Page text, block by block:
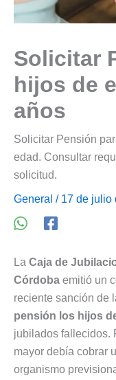
Solicitar
hijos de
años
Solicitar Pensión
edad. Consultar
solicitud.
General / 17 de julio
La Caja de
Córdoba emitió un
reciente sanción de
pensión los hijos
jubilados fallecidos.
mayor debía cobrar
organismo